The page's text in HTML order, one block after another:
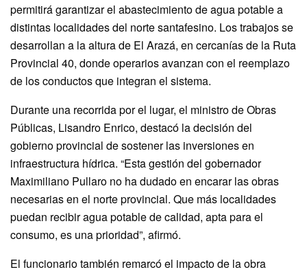
permitirá garantizar el abastecimiento de agua potable a
distintas localidades del norte santafesino. Los trabajos se
desarrollan a la altura de El Arazá, en cercanías de la Ruta
Provincial 40, donde operarios avanzan con el reemplazo
de los conductos que integran el sistema.
Durante una recorrida por el lugar, el ministro de Obras
Públicas, Lisandro Enrico, destacó la decisión del
gobierno provincial de sostener las inversiones en
infraestructura hídrica. “Esta gestión del gobernador
Maximiliano Pullaro no ha dudado en encarar las obras
necesarias en el norte provincial. Que más localidades
puedan recibir agua potable de calidad, apta para el
consumo, es una prioridad”, afirmó.
El funcionario también remarcó el impacto de la obra